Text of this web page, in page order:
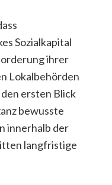
Sozialkapital
ihrer
Lokalbehörden
ersten Blick
bewusste
innerhalb der
langfristige